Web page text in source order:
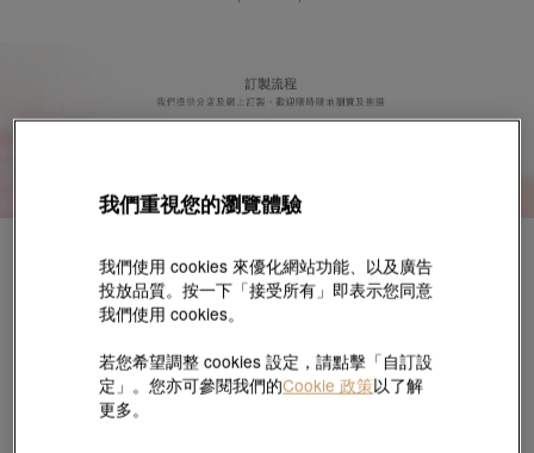
0件
我們重視您的瀏覽體驗
我們使用 cookies 來優化網站功能、以及廣告
投放品質。按一下「接受所有」即表示您同意
我們使用 cookies。
若您希望調整 cookies 設定，請點擊「自訂設
定」。您亦可參閱我們的Cookie 政策以了解
更多。